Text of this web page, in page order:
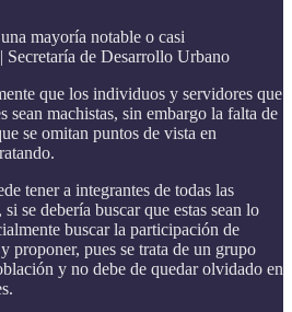
mayoría notable o casi
Secretaría de Desarrollo Urbano
que los individuos y servidores que
sean machistas, sin embargo la falta de
se omitan puntos de vista en
tener a integrantes de todas las
se debería buscar que estas sean lo
buscar la participación de
proponer, pues se trata de un grupo
y no debe de quedar olvidado en